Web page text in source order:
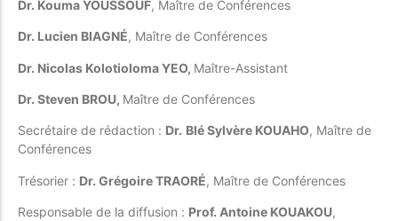
Dr. Kouma YOUSSOUF, Maître de Conférences
Dr. Lucien BIAGNÉ, Maître de Conférences
Dr. Nicolas Kolotioloma YEO, Maître-Assistant
Dr. Steven BROU, Maître de Conférences
Secrétaire de rédaction : Dr. Blé Sylvère KOUAHO, Maître de
Conférences
Trésorier : Dr. Grégoire TRAORÉ, Maître de Conférences
Responsable de la diffusion : Prof. Antoine KOUAKOU,